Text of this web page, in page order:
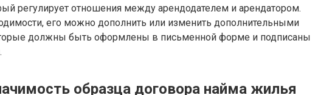
регулирует отношения между арендодателем и арендатором.
его можно дополнить или изменить дополнительными
должны быть оформлены в письменной форме и подписаны
образца договора найма жилья